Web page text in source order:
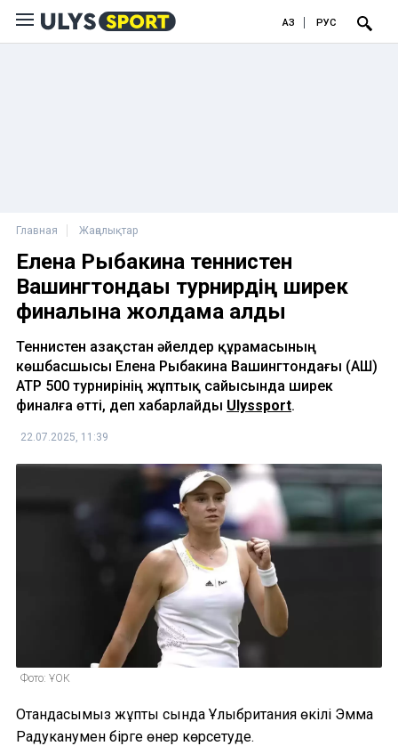
ҚАЗ РУС
Главная Жаңалықтар
Елена Рыбакина теннистен
Вашингтондағы турнирдің ширек
финалына жолдама алды
Теннистен Қазақстан әйелдер құрамасының
көшбасшысы Елена Рыбакина Вашингтондағы (АҚШ)
ATP 500 турнирінің жұптық сайысында ширек
финалға өтті, деп хабарлайды Ulyssport.
22.07.2025, 11:39
Фото: ҰОК
Отандасымыз жұптық сында Ұлыбритания өкілі Эмма
Радуканумен бірге өнер көрсетуде.